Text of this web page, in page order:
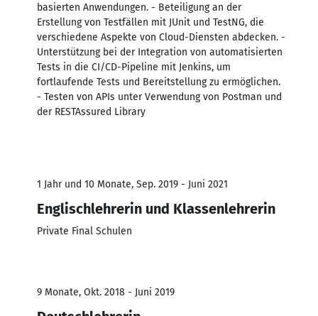
basierten Anwendungen. - Beteiligung an der
Erstellung von Testfällen mit JUnit und TestNG, die
verschiedene Aspekte von Cloud-Diensten abdecken. -
Unterstützung bei der Integration von automatisierten
Tests in die CI/CD-Pipeline mit Jenkins, um
fortlaufende Tests und Bereitstellung zu ermöglichen.
- Testen von APIs unter Verwendung von Postman und
der RESTAssured Library
1 Jahr und 10 Monate, Sep. 2019 - Juni 2021
Englischlehrerin und Klassenlehrerin
Private Final Schulen
9 Monate, Okt. 2018 - Juni 2019